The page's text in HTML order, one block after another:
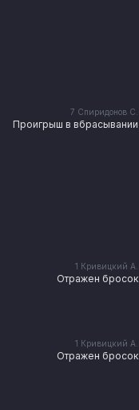
7 Спиридонов С.
Проигрыш в вбрасывании
1 Кривицкий А.
Отражен бросок
1 Кривицкий А.
Отражен бросок